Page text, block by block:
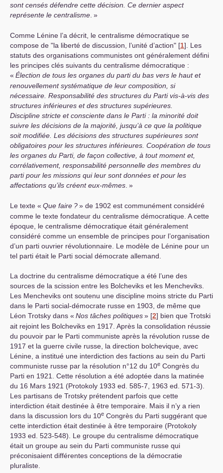
sont censés défendre cette décision. Ce dernier aspect
représente le centralisme »
Comme Lénine l’a décrit, le centralisme démocratique se
compose de "la liberté de discussion, l’unité d’action" [1] . Les
statuts des organisations communistes ont généralement défini
les principes clés suivants du centralisme démocratique :
« Élection de tous les organes du parti du bas vers le haut et
renouvellement systématique de leur composition, si
nécessaire. Responsabilité des structures du Parti vis-à-vis des
structures inférieures et des structures supérieures.
Discipline stricte et consciente dans le Parti : la minorité doit
suivre les décisions de la majorité, jusqu’à ce que la politique
soit modifiée. Les décisions des structures supérieures sont
obligatoires pour les structures inférieures. Coopération de tous
les organes du Parti, de façon collective, à tout moment et,
corrélativement, responsabilité personnelle des membres du
parti pour les missions qui leur sont données et pour les
affectations qu’ils créent eux-mêmes »
Le texte « Que faire ?» de 1902 est communément considéré
comme le texte fondateur du centralisme démocratique. A cette
époque, le centralisme démocratique était généralement
considéré comme un ensemble de principes pour l’organisation
d’un parti ouvrier révolutionnaire. Le modèle de Lénine pour un
tel parti était le Parti social démocrate allemand.
La doctrine du centralisme démocratique a été l’une des
sources de la scission entre les Bolcheviks et les Mencheviks.
Les Mencheviks ont soutenu une discipline moins stricte du Parti
dans le Parti social-démocrate russe en 1903, de même que
Léon Trotsky dans « Nos tâches politiques» [2] bien que Trotski
ait rejoint les Bolcheviks en 1917. Après la consolidation réussie
du pouvoir par le Parti communiste après la révolution russe de
1917 et la guerre civile russe, la direction bolchevique, avec
Lénine, a institué une interdiction des factions au sein du Parti
communiste russe par la résolution n°12 du 10e Congrès du
Parti en 1921. Cette résolution a été adoptée dans la matinée
du 16 Mars 1921 (Protokoly 1933 ed. 585-7, 1963 ed. 571-3).
Les partisans de Trotsky prétendent parfois que cette
interdiction était destinée à être temporaire. Mais il n’y a rien
dans la discussion lors du 10e Congrès du Parti suggérant que
cette interdiction était destinée à être temporaire (Protokoly
1933 ed. 523-548). Le groupe du centralisme démocratique
était un groupe au sein du Parti communiste russe qui
préconisaient différentes conceptions de la démocratie
pluraliste.